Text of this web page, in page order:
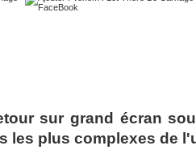
sur grand écran
les plus complexes de